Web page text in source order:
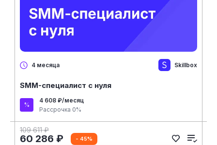
4 месяца Skillbox
SMM-специалист с нуля
4 608 ₽/месяц
Рассрочка 0%
109 611 ₽
60 286 ₽ - 45%